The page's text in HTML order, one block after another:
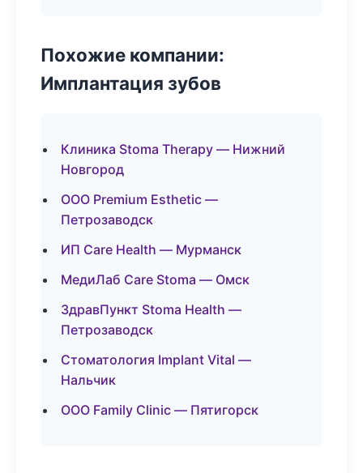
Похожие компании:
Имплантация зубов
Клиника Stoma Therapy — Нижний
Новгород
ООО Premium Esthetic —
Петрозаводск
ИП Care Health — Мурманск
МедиЛаб Care Stoma — Омск
ЗдравПункт Stoma Health —
Петрозаводск
Стоматология Implant Vital —
Нальчик
ООО Family Clinic — Пятигорск